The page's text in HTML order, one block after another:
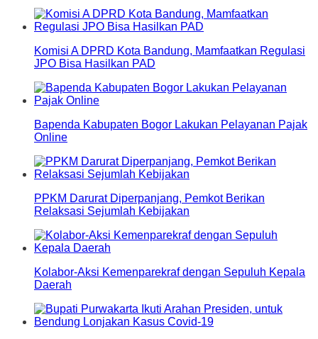
Komisi A DPRD Kota Bandung, Mamfaatkan Regulasi
JPO Bisa Hasilkan PAD
Bapenda Kabupaten Bogor Lakukan Pelayanan Pajak
Online
PPKM Darurat Diperpanjang, Pemkot Berikan
Relaksasi Sejumlah Kebijakan
Kolabor-Aksi Kemenparekraf dengan Sepuluh Kepala
Daerah